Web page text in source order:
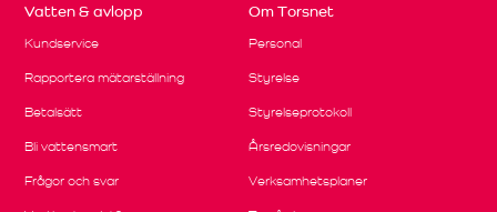
Vatten & avlopp
Kundservice
Rapportera mätarställning
Betalsätt
Bli vattensmart
Frågor och svar
Om Torsnet
Personal
Styrelse
Styrelseprotokoll
Årsredovisningar
Verksamhetsplaner